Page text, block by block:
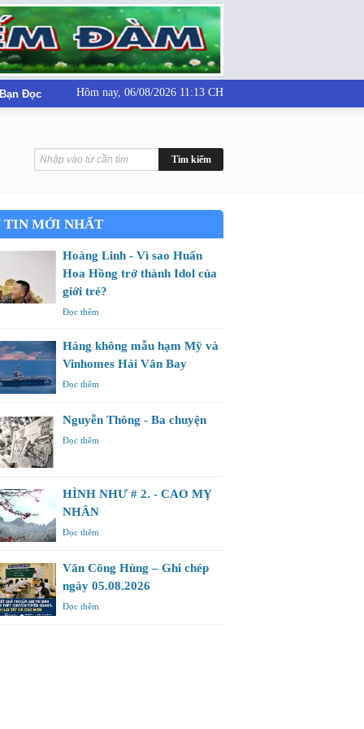
Đọc Hôm nay, 06/08/2026 11:13 CH
TIN MỚI NHẤT
Hoàng Linh - Vì sao Huấn
Hoa Hồng trở thành Idol của
giới trẻ?
Đọc thêm
Hàng không mẫu hạm Mỹ và
Vinhomes Hải Vân Bay
Đọc thêm
Nguyễn Thông - Ba chuyện
Đọc thêm
HÌNH NHƯ # 2. - CAO MỴ
NHÂN
Đọc thêm
Văn Công Hùng – Ghi chép
ngày 05.08.2026
Đọc thêm